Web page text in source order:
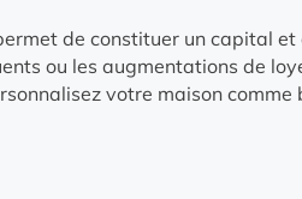
de constituer un capital et
ou les augmentations de
votre maison comme